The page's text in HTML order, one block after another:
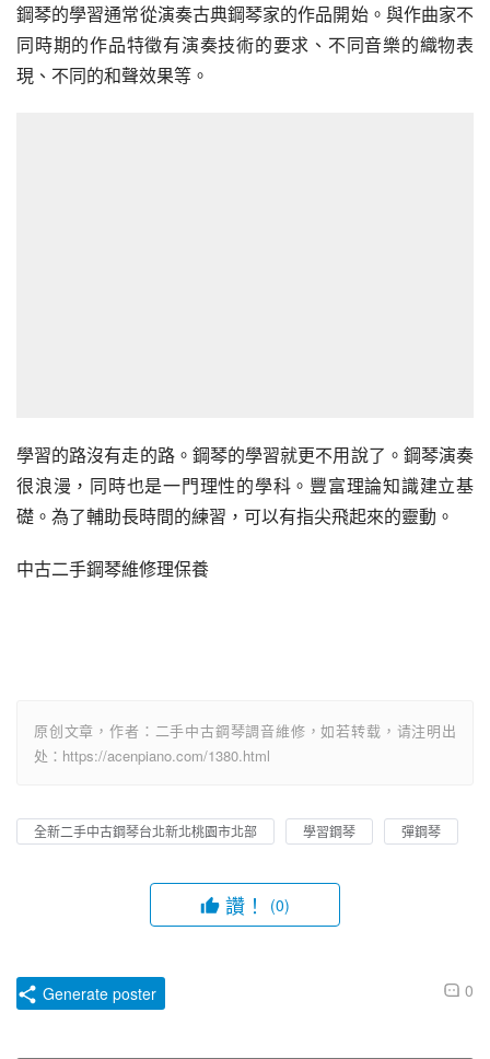
鋼琴的學習通常從演奏古典鋼琴家的作品開始。與作曲家不
同時期的作品特徵有演奏技術的要求、不同音樂的織物表
現、不同的和聲效果等。
學習的路沒有走的路。鋼琴的學習就更不用說了。鋼琴演奏
很浪漫，同時也是一門理性的學科。豐富理論知識建立基
礎。為了輔助長時間的練習，可以有指尖飛起來的靈動。
中古二手鋼琴維修理保養
原创文章，作者：二手中古鋼琴調音維修，如若转载，请注明出
处：https://acenpiano.com/1380.html
全新二手中古鋼琴台北新北桃園市北部 學習鋼琴 彈鋼琴
讚！ (0)
0
Generate poster